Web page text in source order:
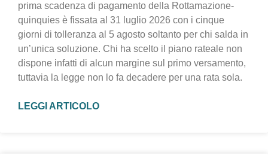
prima scadenza di pagamento della Rottamazione-
quinquies è fissata al 31 luglio 2026 con i cinque
giorni di tolleranza al 5 agosto soltanto per chi salda in
un’unica soluzione. Chi ha scelto il piano rateale non
dispone infatti di alcun margine sul primo versamento,
tuttavia la legge non lo fa decadere per una rata sola.
LEGGI ARTICOLO